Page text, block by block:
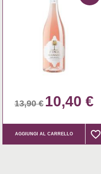
13,90 € 10,40 €
AGGIUNGI AL CARRELLO favorite_border
favorite_border